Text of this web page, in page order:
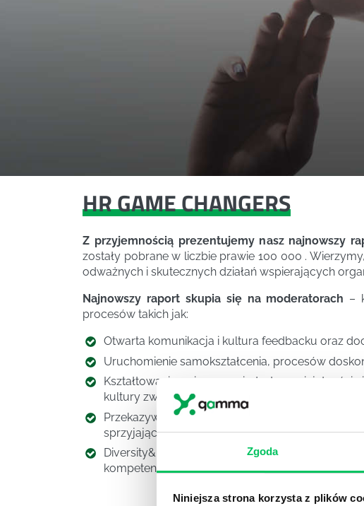
Zgoda
Niniejsza strona korzysta z plików
HR GAME CHANGERS
Z przyjemnością prezentujemy nasz najnowszy
zostały pobrane w liczbie prawie 100 000 .
odważnych i skutecznych działań wspierających
Najnowszy raport skupia się na moderatorach –
procesów takich jak:
Otwarta komunikacja i kultura feedbacku oraz
Uruchomienie samokształcenia, procesów
Kształtowanie zwinnego mindsetu, umiejętności
kultury zwinnej
Przekazywanie sprawczości i odpowiedzialności
sprzyjającego do podejmowania inicjatywy
Diversity&Inclusion – tworzenie środowiska
kompetencjach pracowników.